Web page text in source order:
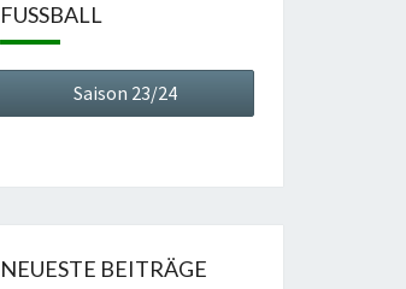
FUSSBALL
Saison 23/24
NEUESTE BEITRÄGE